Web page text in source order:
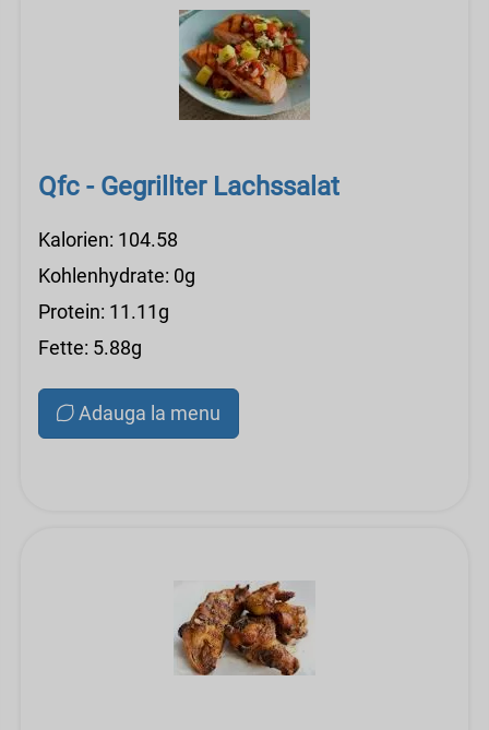
Qfc - Gegrillter Lachssalat
Kalorien: 104.58
Kohlenhydrate: 0g
Protein: 11.11g
Fette: 5.88g
Adauga la menu